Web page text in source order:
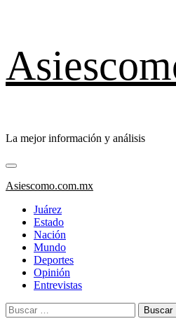
contenido
La mejor información y análisis
Menú
primario
Asiescomo.com.mx
Juárez
Estado
Nación
Mundo
Deportes
Opinión
Entrevistas
Buscar: